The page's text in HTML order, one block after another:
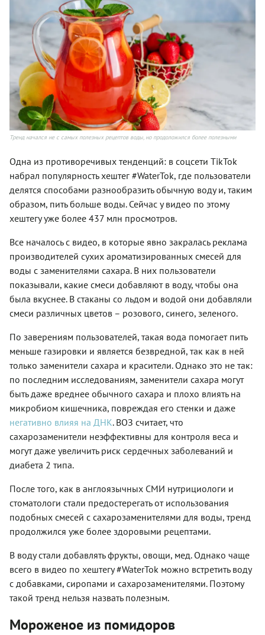
Тренд начался не с самых полезных рецептов воды, но продоложился более полезными
Одна из противоречивых тенденций: в соцсети TikTok
набрал популярность хештег #WaterTok, где пользователи
делятся способами разнообразить обычную воду и, таким
образом, пить больше воды. Сейчас у видео по этому
хештегу уже более 437 млн просмотров.
Все началось с видео, в которые явно закралась реклама
производителей сухих ароматизированных смесей для
воды с заменителями сахара. В них пользователи
показывали, какие смеси добавляют в воду, чтобы она
была вкуснее. В стаканы со льдом и водой они добавляли
смеси различных цветов – розового, синего, зеленого.
По заверениям пользователей, такая вода помогает пить
меньше газировки и является безвредной, так как в ней
только заменители сахара и красители. Однако это не так:
по последним исследованиям, заменители сахара могут
быть даже вреднее обычного сахара и плохо влиять на
микробиом кишечника, повреждая его стенки и даже
негативно влияя на ДНК. ВОЗ считает, что
сахарозаменители неэффективны для контроля веса и
могут даже увеличить риск сердечных заболеваний и
диабета 2 типа.
После того, как в англоязычных СМИ нутрициологи и
стоматологи стали предостерегать от использования
подобных смесей с сахарозаменителями для воды, тренд
продолжился уже более здоровыми рецептами.
В воду стали добавлять фрукты, овощи, мед. Однако чаще
всего в видео по хештегу #WaterTok можно встретить воду
с добавками, сиропами и сахарозаменителями. Поэтому
такой тренд нельзя назвать полезным.
Мороженое из помидоров